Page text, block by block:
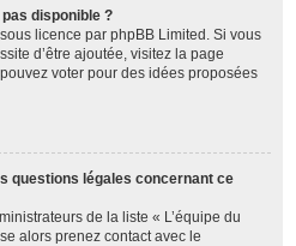
disponible ?
licence par phpBB Limited. Si vous
d’être ajoutée, visitez la page
voter pour des idées proposées
questions légales concernant ce
de la liste « L’équipe du
alors prenez contact avec le